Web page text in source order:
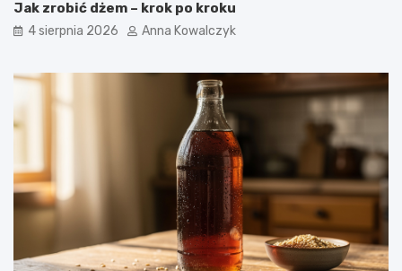
Jak zrobić dżem – krok po kroku
4 sierpnia 2026 Anna Kowalczyk